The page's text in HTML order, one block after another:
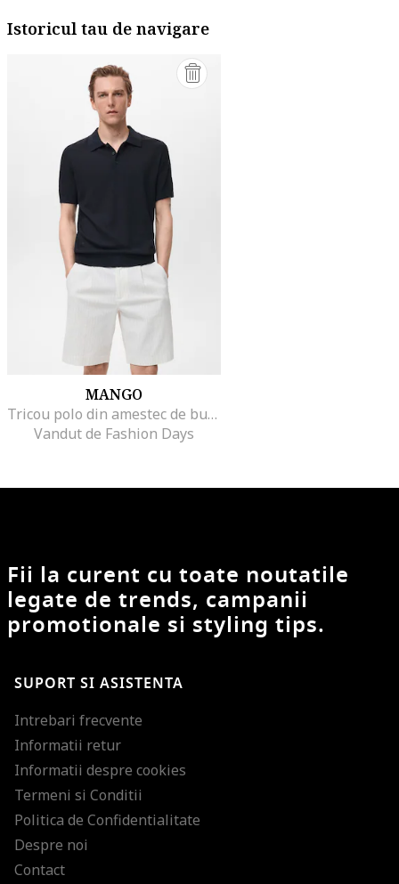
Istoricul tau de navigare
MANGO
Tricou polo din amestec de bumbac si in, Negru
Vandut de Fashion Days
Fii la curent cu toate noutatile
legate de trends, campanii
promotionale si styling tips.
SUPORT SI ASISTENTA
Intrebari frecvente
Informatii retur
Informatii despre cookies
Termeni si Conditii
Politica de Confidentialitate
Despre noi
Contact